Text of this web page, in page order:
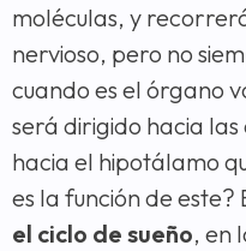
moléculas, y
nervioso, pero no
cuando es el órgano
será dirigido hacia
hacia el hipotálamo
es la función de este?
el ciclo de sueño, en